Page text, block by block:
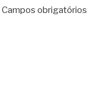
Campos obrigatórios